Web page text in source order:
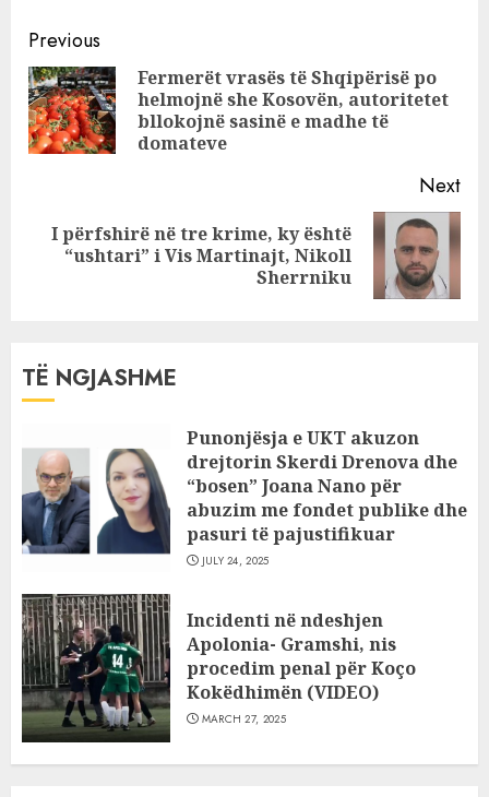
private me
ambasadoren Kim
Continue
Reading
Previous
Fermerët vrasës të Shqipërisë po
helmojnë she Kosovën, autoritetet
bllokojnë sasinë e madhe të
domateve
Next
Next
I përfshirë në tre krime, ky është
“ushtari” i Vis Martinajt, Nikoll
Sherrniku
TË NGJASHME
Punonjësja e UKT akuzon
drejtorin Skerdi Drenova dhe
“bosen” Joana Nano për
abuzim me fondet publike dhe
pasuri të pajustifikuar
JULY 24, 2025
Incidenti në ndeshjen
Apolonia- Gramshi, nis
procedim penal për Koço
Kokëdhimën (VIDEO)
MARCH 27, 2025